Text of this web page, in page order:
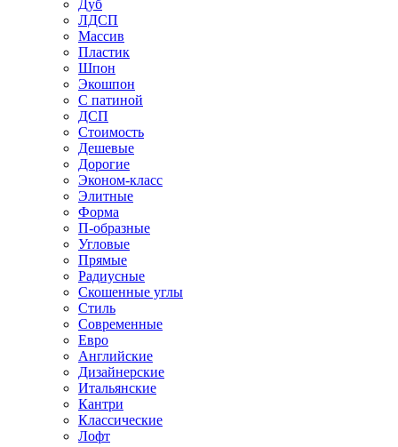
Дуб
ЛДСП
Массив
Пластик
Шпон
Экошпон
С патиной
ДСП
Стоимость
Дешевые
Дорогие
Эконом-класс
Элитные
Форма
П-образные
Угловые
Прямые
Радиусные
Скошенные углы
Стиль
Современные
Евро
Английские
Дизайнерские
Итальянские
Кантри
Классические
Лофт